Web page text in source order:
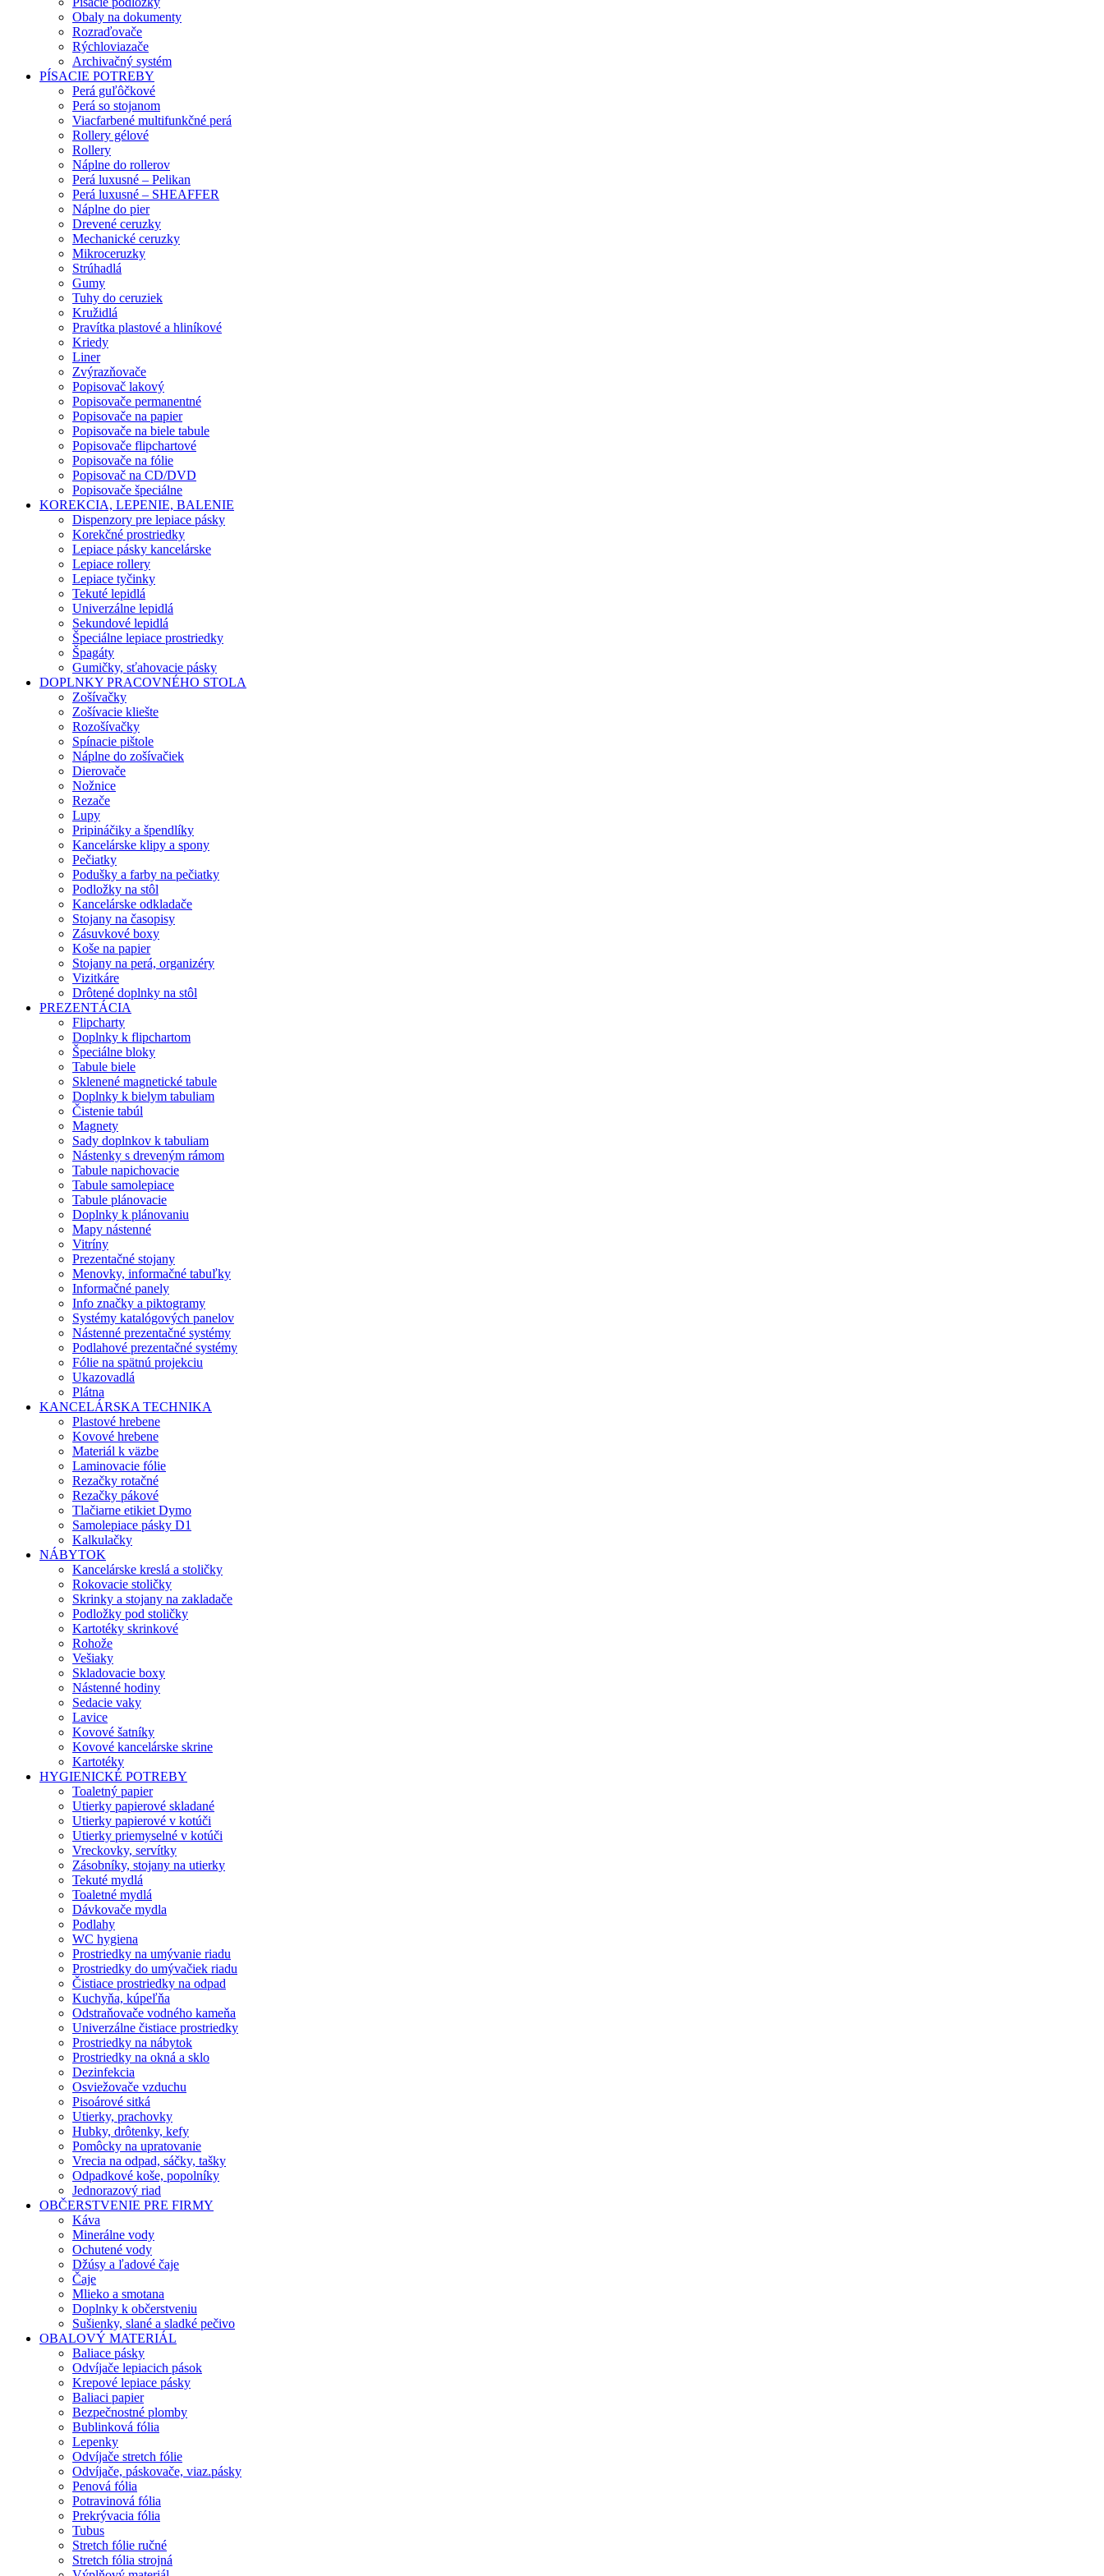
Obaly na dokumenty
Rozraďovače
Rýchloviazače
Archivačný systém
PÍSACIE POTREBY
Perá guľôčkové
Perá so stojanom
Viacfarbené multifunkčné perá
Rollery gélové
Rollery
Náplne do rollerov
Perá luxusné – Pelikan
Perá luxusné – SHEAFFER
Náplne do pier
Drevené ceruzky
Mechanické ceruzky
Mikroceruzky
Strúhadlá
Gumy
Tuhy do ceruziek
Kružidlá
Pravítka plastové a hliníkové
Kriedy
Liner
Zvýrazňovače
Popisovač lakový
Popisovače permanentné
Popisovače na papier
Popisovače na biele tabule
Popisovače flipchartové
Popisovače na fólie
Popisovač na CD/DVD
Popisovače špeciálne
KOREKCIA, LEPENIE, BALENIE
Dispenzory pre lepiace pásky
Korekčné prostriedky
Lepiace pásky kancelárske
Lepiace rollery
Lepiace tyčinky
Tekuté lepidlá
Univerzálne lepidlá
Sekundové lepidlá
Špeciálne lepiace prostriedky
Špagáty
Gumičky, sťahovacie pásky
DOPLNKY PRACOVNÉHO STOLA
Zošívačky
Zošívacie kliešte
Rozošívačky
Spínacie pištole
Náplne do zošívačiek
Dierovače
Nožnice
Rezače
Lupy
Pripináčiky a špendlíky
Kancelárske klipy a spony
Pečiatky
Podušky a farby na pečiatky
Podložky na stôl
Kancelárske odkladače
Stojany na časopisy
Zásuvkové boxy
Koše na papier
Stojany na perá, organizéry
Vizitkáre
Drôtené doplnky na stôl
PREZENTÁCIA
Flipcharty
Doplnky k flipchartom
Špeciálne bloky
Tabule biele
Sklenené magnetické tabule
Doplnky k bielym tabuliam
Čistenie tabúl
Magnety
Sady doplnkov k tabuliam
Nástenky s dreveným rámom
Tabule napichovacie
Tabule samolepiace
Tabule plánovacie
Doplnky k plánovaniu
Mapy nástenné
Vitríny
Prezentačné stojany
Menovky, informačné tabuľky
Informačné panely
Info značky a piktogramy
Systémy katalógových panelov
Nástenné prezentačné systémy
Podlahové prezentačné systémy
Fólie na spätnú projekciu
Ukazovadlá
Plátna
KANCELÁRSKA TECHNIKA
Plastové hrebene
Kovové hrebene
Materiál k väzbe
Laminovacie fólie
Rezačky rotačné
Rezačky pákové
Tlačiarne etikiet Dymo
Samolepiace pásky D1
Kalkulačky
NÁBYTOK
Kancelárske kreslá a stoličky
Rokovacie stoličky
Skrinky a stojany na zakladače
Podložky pod stoličky
Kartotéky skrinkové
Rohože
Vešiaky
Skladovacie boxy
Nástenné hodiny
Sedacie vaky
Lavice
Kovové šatníky
Kovové kancelárske skrine
Kartotéky
HYGIENICKÉ POTREBY
Toaletný papier
Utierky papierové skladané
Utierky papierové v kotúči
Utierky priemyselné v kotúči
Vreckovky, servítky
Zásobníky, stojany na utierky
Tekuté mydlá
Toaletné mydlá
Dávkovače mydla
Podlahy
WC hygiena
Prostriedky na umývanie riadu
Prostriedky do umývačiek riadu
Čistiace prostriedky na odpad
Kuchyňa, kúpeľňa
Odstraňovače vodného kameňa
Univerzálne čistiace prostriedky
Prostriedky na nábytok
Prostriedky na okná a sklo
Dezinfekcia
Osviežovače vzduchu
Pisoárové sitká
Utierky, prachovky
Hubky, drôtenky, kefy
Pomôcky na upratovanie
Vrecia na odpad, sáčky, tašky
Odpadkové koše, popolníky
Jednorazový riad
OBČERSTVENIE PRE FIRMY
Káva
Minerálne vody
Ochutené vody
Džúsy a ľadové čaje
Čaje
Mlieko a smotana
Doplnky k občerstveniu
Sušienky, slané a sladké pečivo
OBALOVÝ MATERIÁL
Baliace pásky
Odvíjače lepiacich pások
Krepové lepiace pásky
Baliaci papier
Bezpečnostné plomby
Bublinková fólia
Lepenky
Odvíjače stretch fólie
Odvíjače, páskovače, viaz.pásky
Penová fólia
Potravinová fólia
Prekrývacia fólia
Tubus
Stretch fólie ručné
Stretch fólia strojná